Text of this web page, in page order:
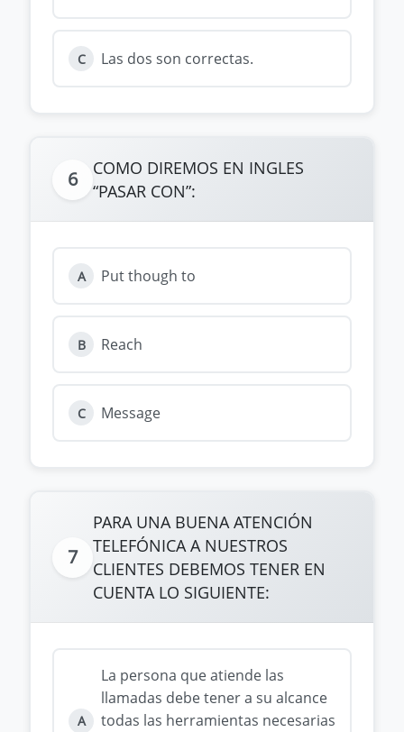
C Las dos son correctas.
6
COMO DIREMOS EN INGLES
“PASAR CON”:
A Put though to
B Reach
C Message
7
PARA UNA BUENA ATENCIÓN
TELEFÓNICA A NUESTROS
CLIENTES DEBEMOS TENER EN
CUENTA LO SIGUIENTE:
A
La persona que atiende las
llamadas debe tener a su alcance
todas las herramientas necesarias